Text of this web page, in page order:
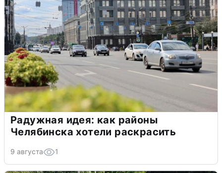
Радужная идея: как районы
Челябинска хотели раскрасить
9 августа 1